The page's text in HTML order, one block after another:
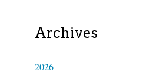
Archives
2026